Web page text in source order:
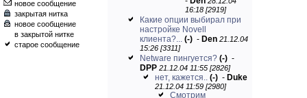
новое сообщение
закрытая нитка
новое сообщение
в закрытой нитке
старое сообщение
16:18 [2919]
Какие опции выбирал при
настройке Novell
клиента?... (-) - Den 21.12.04
15:26 [3311]
Netware пингуется? (-) -
DPP 21.12.04 11:55 [2826]
нет, кажется.. (-) - Duke
21.12.04 11:59 [2980]
Смотрим